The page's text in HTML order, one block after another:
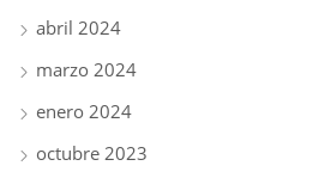
abril 2024
marzo 2024
enero 2024
octubre 2023